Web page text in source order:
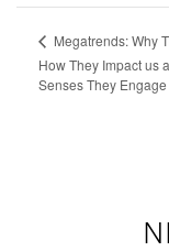
Megatrends: Why
How They Impact us
Senses They